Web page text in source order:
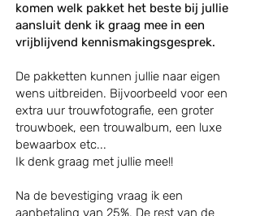
komen welk pakket het beste bij jullie
aansluit denk ik graag mee in een
vrijblijvend kennismakingsgesprek.
De pakketten kunnen jullie naar eigen
wens uitbreiden. Bijvoorbeeld voor een
extra uur trouwfotografie, een groter
trouwboek, een trouwalbum, een luxe
bewaarbox etc...
Ik denk graag met jullie mee!!
Na de bevestiging vraag ik een